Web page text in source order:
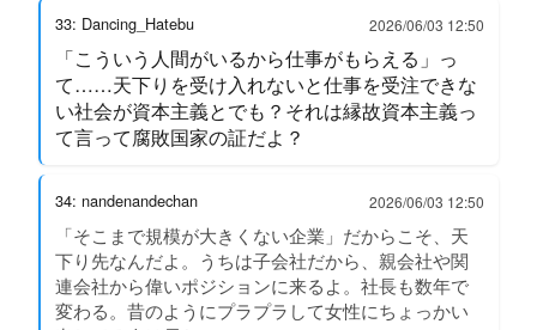
33: Dancing_Hatebu 2026/06/03 12:50
「こういう人間がいるから仕事がもらえる」っ
て……天下りを受け入れないと仕事を受注できな
い社会が資本主義とでも？それは縁故資本主義っ
て言って腐敗国家の証だよ？
34: nandenandechan 2026/06/03 12:50
「そこまで規模が大きくない企業」だからこそ、天
下り先なんだよ。うちは子会社だから、親会社や関
連会社から偉いポジションに来るよ。社長も数年で
変わる。昔のようにプラプラして女性にちょっかい